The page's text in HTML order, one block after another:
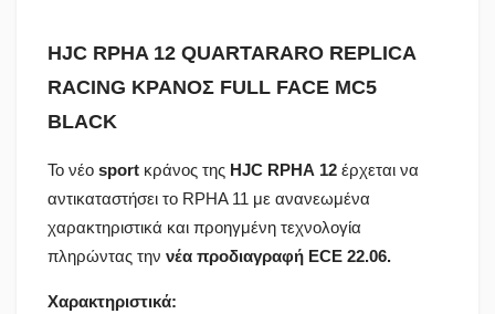
HJC RPHA 12 QUARTARARO REPLICA
RACING ΚΡΑΝΟΣ FULL FACE MC5
BLACK
Το νέο sport κράνος της HJC RPHA 12 έρχεται να
αντικαταστήσει το RPHA 11 με ανανεωμένα
χαρακτηριστικά και προηγμένη τεχνολογία
πληρώντας την νέα προδιαγραφή ECE 22.06.
Χαρακτηριστικά: